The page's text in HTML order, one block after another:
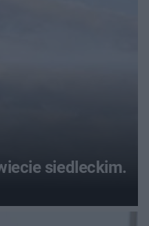
siedleckim.